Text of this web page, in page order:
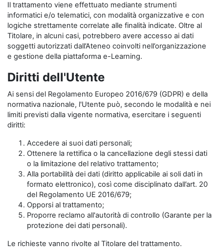
Il trattamento viene effettuato mediante strumenti
informatici e/o telematici, con modalità organizzative e con
logiche strettamente correlate alle finalità indicate. Oltre al
Titolare, in alcuni casi, potrebbero avere accesso ai dati
soggetti autorizzati dall’Ateneo coinvolti nell’organizzazione
e gestione della piattaforma e-Learning.
Diritti dell'Utente
Ai sensi del Regolamento Europeo 2016/679 (GDPR) e della
normativa nazionale, l'Utente può, secondo le modalità e nei
limiti previsti dalla vigente normativa, esercitare i seguenti
diritti:
Accedere ai suoi dati personali;
Ottenere la rettifica o la cancellazione degli stessi dati
o la limitazione del relativo trattamento;
Alla portabilità dei dati (diritto applicabile ai soli dati in
formato elettronico), così come disciplinato dall’art. 20
del Regolamento UE 2016/679;
Opporsi al trattamento;
Proporre reclamo all'autorità di controllo (Garante per la
protezione dei dati personali).
Le richieste vanno rivolte al Titolare del trattamento.